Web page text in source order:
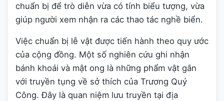
chuẩn bị để trò diễn vừa có tính biểu tượng, vừa
giúp người xem nhận ra các thao tác nghề biển.
Việc chuẩn bị lễ vật được tiến hành theo quy ước
của cộng đồng. Một số nghiên cứu ghi nhận
bánh khoái và mật ong là những phẩm vật gắn
với truyền tụng về sở thích của Trương Quý
Công. Đây là quan niệm lưu truyền tại địa